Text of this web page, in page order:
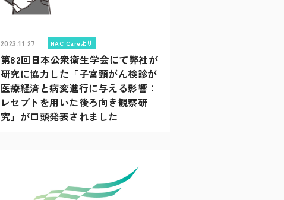
2023.11.27 NAC Careより
第82回日本公衆衛生学会にて弊社が
研究に協力した「子宮頸がん検診が
医療経済と病変進行に与える影響：
レセプトを用いた後ろ向き観察研
究」が口頭発表されました